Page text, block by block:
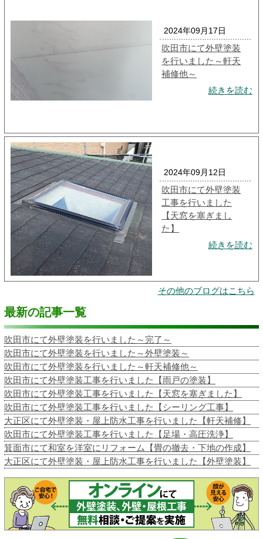
2024年09月17日
吹田市にて外壁塗装
を行いました～軒天
補修他～
続きを読む
2024年09月12日
吹田市にて外壁塗装
工事を行いました
【天窓を塞ぎまし
た】
続きを読む
その他のブログはこちら
最新の記事一覧
吹田市にて外壁塗装を行いました～完了～
吹田市にて外壁塗装を行いました～外壁塗装～
吹田市にて外壁塗装を行いました～軒天補修他～
吹田市にて外壁塗装工事を行いました【雨戸の塗装】
吹田市にて外壁塗装工事を行いました【天窓を塞ぎました】
吹田市にて外壁塗装工事を行いました【シーリング工事】
大正区にて外壁塗装・屋上防水工事を行いました【軒天補修】
吹田市にて外壁塗装工事を行いました【足場・高圧洗浄】
箕面市にて和室を洋室にリフォーム【畳の撤去・下地の作成】
大正区にて外壁塗装・屋上防水工事を行いました【外壁塗装】